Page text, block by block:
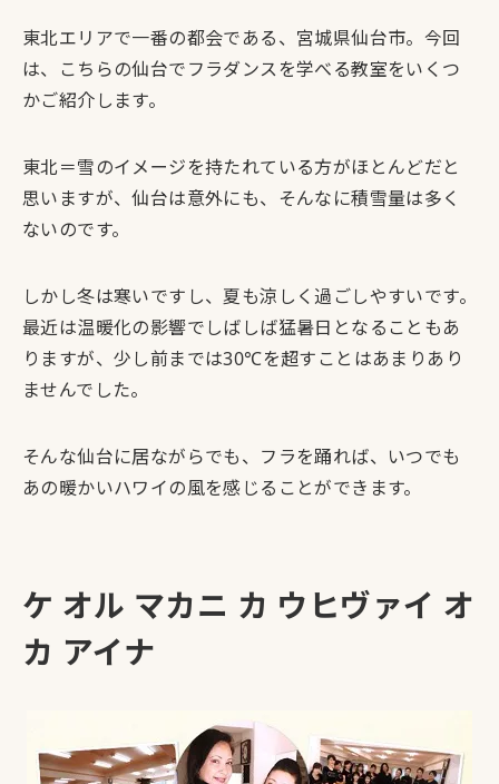
東北エリアで一番の都会である、宮城県仙台市。今回
は、こちらの仙台でフラダンスを学べる教室をいくつ
かご紹介します。
東北＝雪のイメージを持たれている方がほとんどだと
思いますが、仙台は意外にも、そんなに積雪量は多く
ないのです。
しかし冬は寒いですし、夏も涼しく過ごしやすいです。
最近は温暖化の影響でしばしば猛暑日となることもあ
りますが、少し前までは30℃を超すことはあまりあり
ませんでした。
そんな仙台に居ながらでも、フラを踊れば、いつでも
あの暖かいハワイの風を感じることができます。
ケ オル マカニ カ ウヒヴァイ オ
カ アイナ